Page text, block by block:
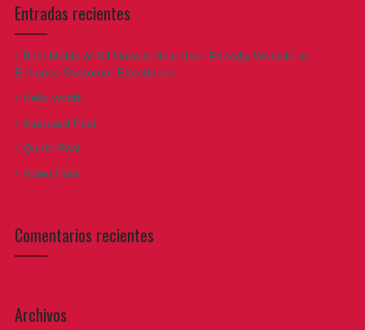
Entradas recientes
Best Maids of NJ Unveils New User-Friendly Website to
Enhance Customer Experience
Hello world!
Standard Post
Quote Post
Video Post
Comentarios recientes
Archivos